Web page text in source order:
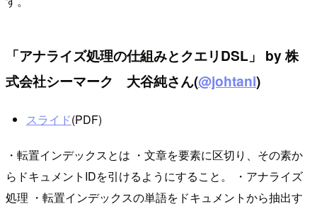
「アナライズ処理の仕組みとクエリDSL」 by 株
式会社シーマーク 大谷純さん(@johtani)
スライド(PDF)
・転置インデックスとは ・文章を要素に区切り、その素か
らドキュメントIDを引けるようにすること。 ・アナライズ
処理 ・転置インデックスの単語をドキュメントから抽出す